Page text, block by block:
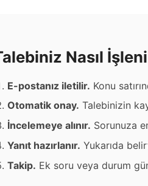
Nasıl
E-postanız iletilir. Konu
Otomatik onay. Talebinizin
İncelemeye alınır. Sorunuza
Yanıt hazırlanır. Yukarıda
Takip. Ek soru veya durum